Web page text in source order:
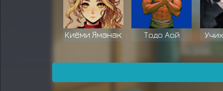
Киёми Яманак Тодо Аой